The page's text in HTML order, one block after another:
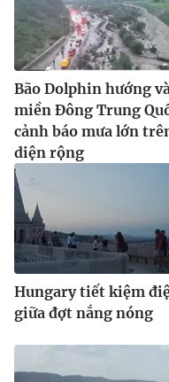
Ðiện thoại Thời báo VTV:
Email:toasoan@vtv.vn
Liên hệ quảng cáo:024-
® Cấm sao chép dưới mọi
thuận bằng văn bản. Ghi
thông tin từ website này.
Bão Dolphin hướng
miền Đông Trung
cảnh báo mưa lớn
diện rộng
Hungary tiết kiệm
giữa đợt nắng nóng